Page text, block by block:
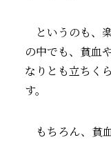
というのも、
の中でも、貧血
なりとも立ちく
す。
もちろん、貧